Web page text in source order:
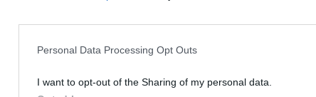
Personal Data Processing Opt Outs
I want to opt-out of the Sharing of my personal data.
DRAUGIEM.LV WHATSAPP